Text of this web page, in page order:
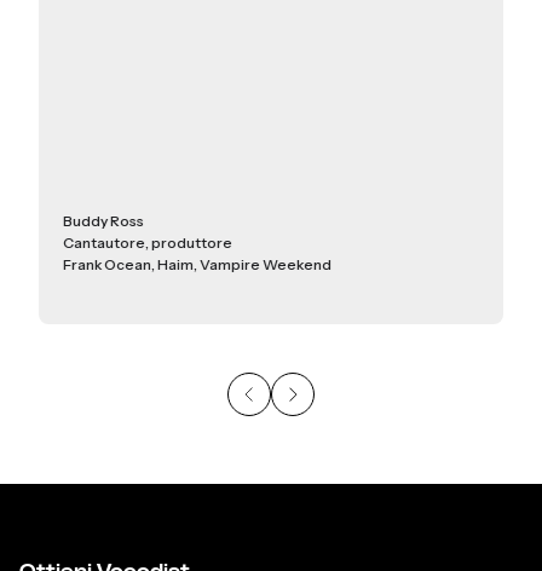
Buddy Ross
Cantautore, produttore
Frank Ocean, Haim, Vampire Weekend